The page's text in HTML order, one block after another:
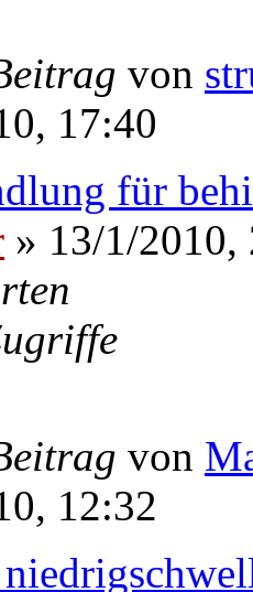
von
17:40
für
» 13/1/2010,
von
12:32